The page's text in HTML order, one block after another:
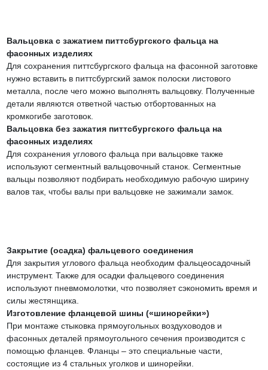
Вальцовка с зажатием питтсбургского фальца на
фасонных изделиях
Для сохранения питтсбургского фальца на фасонной заготовке
нужно вставить в питтсбургский замок полоски листового
металла, после чего можно выполнять вальцовку. Полученные
детали являются ответной частью отбортованных на
кромкогибе заготовок.
Вальцовка без зажатия питтсбургского фальца на
фасонных изделиях
Для сохранения углового фальца при вальцовке также
используют сегментный вальцовочный станок. Сегментные
вальцы позволяют подбирать необходимую рабочую ширину
валов так, чтобы валы при вальцовке не зажимали замок.
Закрытие (осадка) фальцевого соединения
Для закрытия углового фальца необходим фальцеосадочный
инструмент. Также для осадки фальцевого соединения
используют пневмомолотки, что позволяет сэкономить время и
силы жестянщика.
Изготовление фланцевой шины («шинорейки»)
При монтаже стыковка прямоугольных воздуховодов и
фасонных деталей прямоугольного сечения производится с
помощью фланцев. Фланцы – это специальные части,
состоящие из 4 стальных уголков и шинорейки.